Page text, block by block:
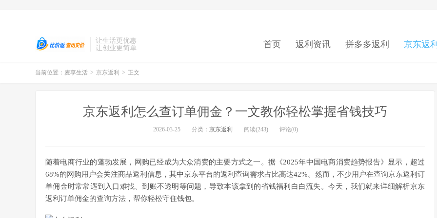
让生活更优惠
让创业更简单
首页 返利资讯 拼多多返利 京东返利
当前位置： 麦享生活 > 京东返利 > 正文
京东返利怎么查订单佣金？一文教你轻松掌握省钱技巧
2026-03-25 分类： 京东返利 阅读(243) 评论(0)
随着电商行业的蓬勃发展，网购已经成为大众消费的主要方式之一。据《2025年中国电商消费趋势报告》显示，超过
68%的网购用户会关注商品返利信息，其中京东平台的返利查询需求占比高达42%。然而，不少用户在查询京东返利订
单佣金时常常遇到入口难找、到账不透明等问题，导致本该拿到的省钱福利白白流失。今天，我们就来详细解析京东
返利订单佣金的查询方法，帮你轻松守住钱包。